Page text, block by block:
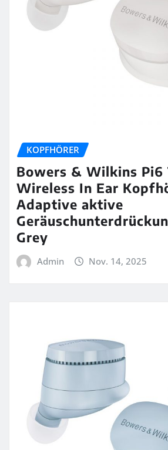
KOPFHÖRER
Bowers & Wilkins Pi6
Wireless In Ear
Adaptive aktive
Grey
Admin Nov. 14, 2025